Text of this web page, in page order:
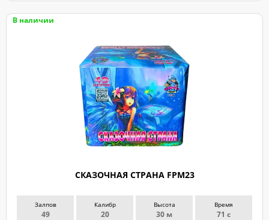
В наличии
СКАЗОЧНАЯ СТРАНА FPM23
Залпов
49
Калибр
20
Высота
30 м
Время
71 с